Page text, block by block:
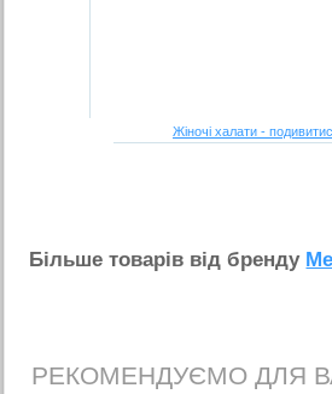
Жіночі халати -
Бiльше товарiв вiд бренду
РЕКОМЕНДУЄМО ДЛЯ